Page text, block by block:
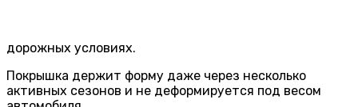
дорожных условиях.
Покрышка держит форму даже через несколько
активных сезонов и не деформируется под весом